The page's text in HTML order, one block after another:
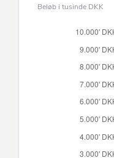
Beløb i tusinde DKK